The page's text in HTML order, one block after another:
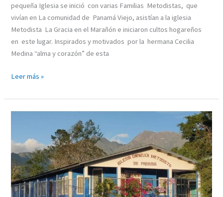
pequeña Iglesia se inició con varias Familias Metodistas, que
vivían en La comunidad de Panamá Viejo, asistían a la iglesia
Metodista La Gracia en el Marañón e iniciaron cultos hogareños
en este lugar. Inspirados y motivados por la hermana Cecilia
Medina “alma y corazón” de esta
Leer más »
METODISTA
LUZ
DIVINA